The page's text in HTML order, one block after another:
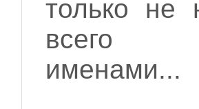
только не
всего
именами...